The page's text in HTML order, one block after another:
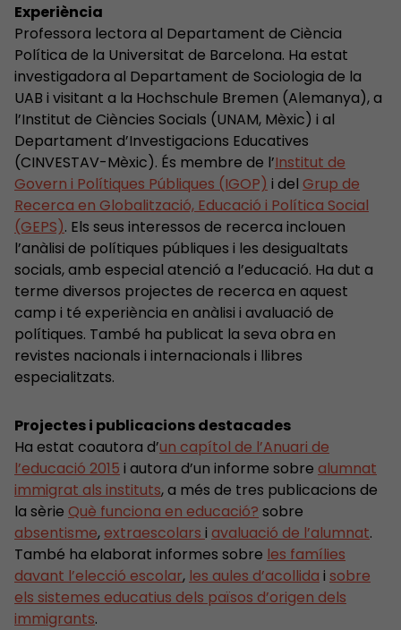
Experiència
Professora lectora al Departament de Ciència
Política de la Universitat de Barcelona. Ha estat
investigadora al Departament de Sociologia de la
UAB i visitant a la Hochschule Bremen (Alemanya), a
l’Institut de Ciències Socials (UNAM, Mèxic) i al
Departament d’Investigacions Educatives
(CINVESTAV-Mèxic). És membre de l’Institut de
Govern i Polítiques Públiques (IGOP) i del Grup de
Recerca en Globalització, Educació i Política Social
(GEPS). Els seus interessos de recerca inclouen
l’anàlisi de polítiques públiques i les desigualtats
socials, amb especial atenció a l’educació. Ha dut a
terme diversos projectes de recerca en aquest
camp i té experiència en anàlisi i avaluació de
polítiques. També ha publicat la seva obra en
revistes nacionals i internacionals i llibres
especialitzats.
Projectes i publicacions destacades
Ha estat coautora d’un capítol de l’Anuari de
l’educació 2015 i autora d’un informe sobre alumnat
immigrat als instituts, a més de tres publicacions de
la sèrie Què funciona en educació? sobre
absentisme,extraescolars i avaluació de l’alumnat.
També ha elaborat informes sobre les famílies
davant l’elecció escolar, les aules d’acollida i sobre
els sistemes educatius dels països d’origen dels
immigrants.